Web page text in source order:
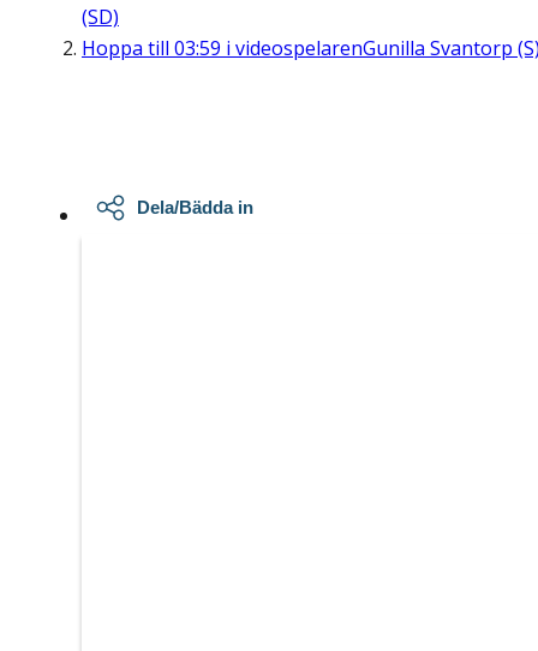
(SD)
Hoppa till 03:59 i videospelarenGunilla Svantorp
Dela/Bädda in